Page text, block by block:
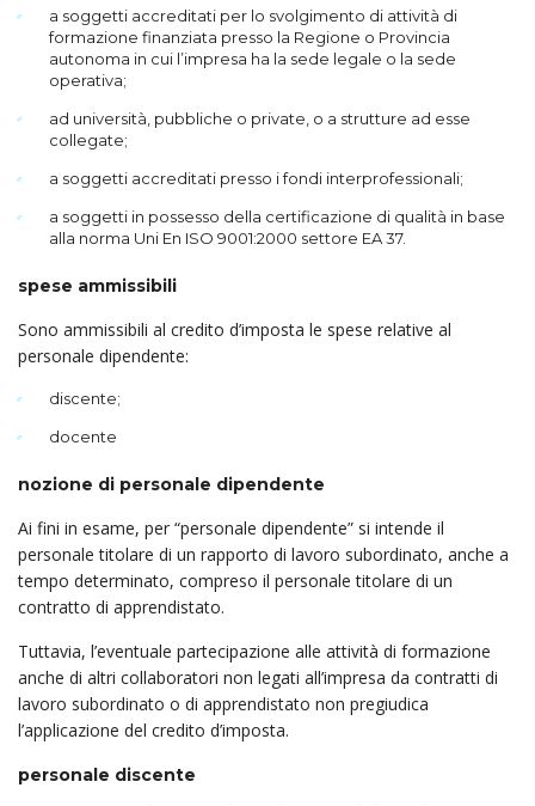
a soggetti accreditati per lo svolgimento di attività di
formazione finanziata presso la Regione o Provincia
autonoma in cui l’impresa ha la sede legale o la sede
operativa;
ad università, pubbliche o private, o a strutture ad esse
collegate;
a soggetti accreditati presso i fondi interprofessionali;
a soggetti in possesso della certificazione di qualità in base
alla norma Uni En ISO 9001:2000 settore EA 37.
spese ammissibili
Sono ammissibili al credito d’imposta le spese relative al
personale dipendente:
discente;
docente
nozione di personale dipendente
Ai fini in esame, per “personale dipendente” si intende il
personale titolare di un rapporto di lavoro su­bor­dinato, anche a
tempo determinato, compreso il personale titolare di un
contratto di appren­distato.
Tuttavia, l’eventuale partecipazione alle attività di formazione
anche di altri collaboratori non legati all’impresa da contratti di
lavoro subordinato o di apprendistato non pregiudica
l’applicazione del credito d’imposta.
personale discente